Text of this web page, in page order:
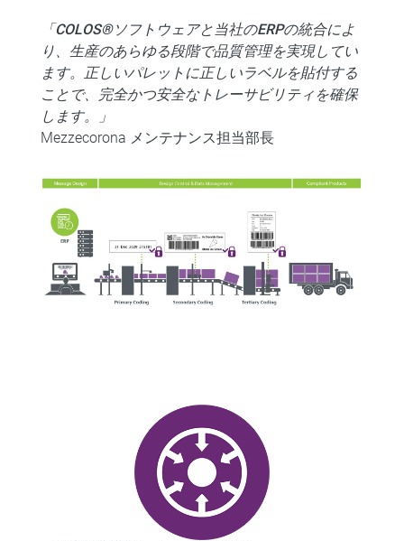
「COLOS®ソフトウェアと当社のERPの統合によ
り、生産のあらゆる段階で品質管理を実現してい
ます。正しいパレットに正しいラベルを貼付する
ことで、完全かつ安全なトレーサビリティを確保
します。」
Mezzecorona メンテナンス担当部長